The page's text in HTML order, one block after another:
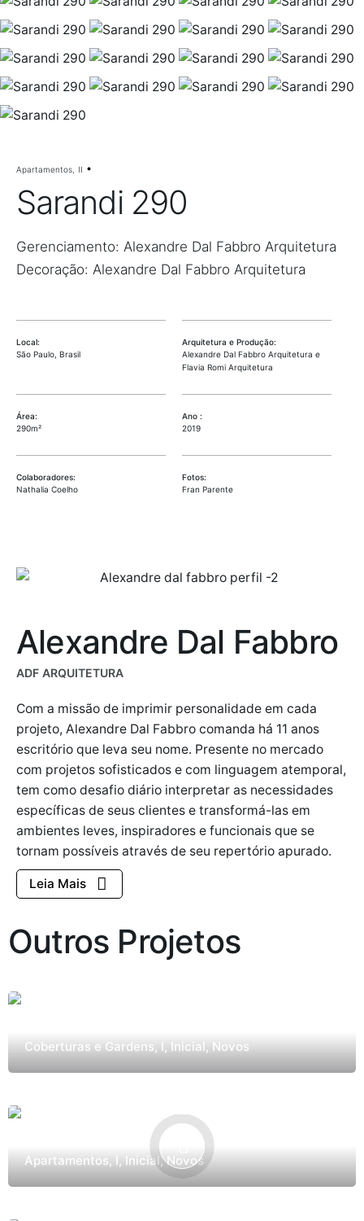
Apartamentos II
Sarandi 290
Gerenciamento: Alexandre Dal Fabbro Arquitetura
Decoração: Alexandre Dal Fabbro Arquitetura
Local:
São Paulo, Brasil
Arquitetura e Produção:
Alexandre Dal Fabbro Arquitetura e
Flavia Romi Arquitetura
Área:
290m²
Ano :
2019
Colaboradores:
Nathalia Coelho
Fotos:
Fran Parente
Alexandre Dal Fabbro
ADF ARQUITETURA
Com a missão de imprimir personalidade em cada
projeto, Alexandre Dal Fabbro comanda há 11 anos
escritório que leva seu nome. Presente no mercado
com projetos sofisticados e com linguagem atemporal,
tem como desafio diário interpretar as necessidades
específicas de seus clientes e transformá-las em
ambientes leves, inspiradores e funcionais que se
tornam possíveis através de seu repertório apurado.
Leia Mais
Outros Projetos
Coberturas e Gardens Inicial Novos
Apartamentos Inicial Novos